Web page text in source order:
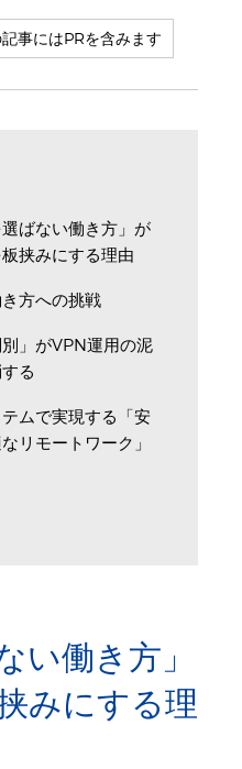
選ばない働き方」が
挟みにする理由
方への挑戦
別」がVPN運用の泥
る
ムで実現する「安
リモートワーク」
い働き方」
みにする理